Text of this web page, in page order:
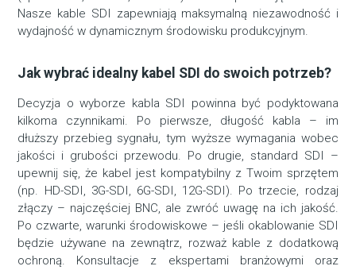
Nasze kable SDI zapewniają maksymalną niezawodność i
wydajność w dynamicznym środowisku produkcyjnym.
Jak wybrać idealny kabel SDI do swoich potrzeb?
Decyzja o wyborze kabla SDI powinna być podyktowana
kilkoma czynnikami. Po pierwsze, długość kabla – im
dłuższy przebieg sygnału, tym wyższe wymagania wobec
jakości i grubości przewodu. Po drugie, standard SDI –
upewnij się, że kabel jest kompatybilny z Twoim sprzętem
(np. HD-SDI, 3G-SDI, 6G-SDI, 12G-SDI). Po trzecie, rodzaj
złączy – najczęściej BNC, ale zwróć uwagę na ich jakość.
Po czwarte, warunki środowiskowe – jeśli okablowanie SDI
będzie używane na zewnątrz, rozważ kable z dodatkową
ochroną. Konsultacje z ekspertami branżowymi oraz